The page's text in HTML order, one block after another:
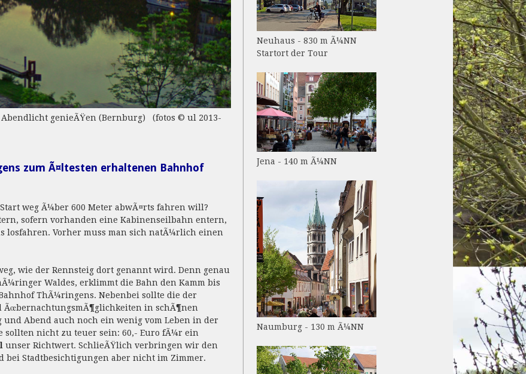
genieÃŸen (Bernburg) (fotos © ul 2013-
zum Ã¤ltesten erhaltenen Bahnhof
weg Ã¼ber 600 Meter abwÃ¤rts fahren will?
sofern vorhanden eine Kabinenseilbahn entern,
losfahren. Vorher muss man sich natÃ¼rlich einen
wie der Rennsteig dort genannt wird. Denn genau
Waldes, erklimmt die Bahn den Kamm bis
ThÃ¼ringens. Nebenbei sollte die der
in schÃ¶nen
und Abend auch noch ein wenig vom Leben in der
sollten nicht zu teuer sein: 60,- Euro fÃ¼r ein
unser Richtwert. SchlieÃŸlich verbringen wir den
bei Stadtbesichtigungen aber nicht im Zimmer.
Neuhaus - 830 m Ã¼NN
Startort der Tour
Jena - 140 m Ã¼NN
Naumburg - 130 m Ã¼NN